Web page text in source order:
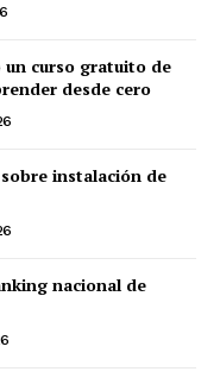
un curso gratuito de
desde cero
instalación de
nacional de